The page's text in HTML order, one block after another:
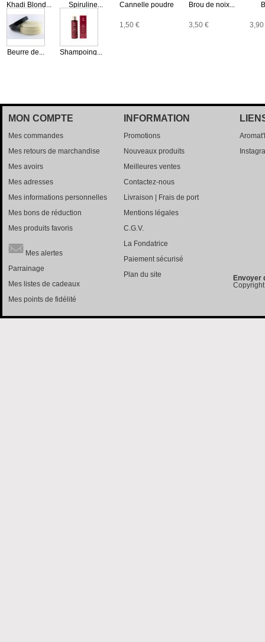
Khadi Blond...
13,90 €
Spiruline...
4,90 €
Cannelle poudre
1,50 €
Brou de noix...
3,50 € 3,90
Beurre de... Shampoing...
MON COMPTE
Mes commandes
Mes retours de marchandise
Mes avoirs
Mes adresses
Mes informations personnelles
Mes bons de réduction
Mes produits favoris
Mes alertes
Parrainage
Mes listes de cadeaux
Mes points de fidélité
INFORMATION
Promotions
Nouveaux produits
Meilleures ventes
Contactez-nous
Livraison | Frais de port
Mentions légales
C.G.V.
La Fondatrice
Paiement sécurisé
Plan du site
Envoyer